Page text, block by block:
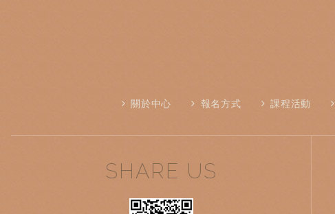
關於中心 報名方式 課程活動
SHARE US